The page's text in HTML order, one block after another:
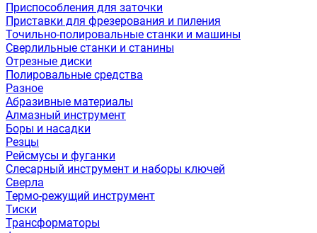
Приспособления для заточки
Приставки для фрезерования и пиления
Точильно-полировальные станки и машины
Сверлильные станки и станины
Отрезные диски
Полировальные средства
Разное
Абразивные материалы
Алмазный инструмент
Боры и насадки
Резцы
Рейсмусы и фуганки
Слесарный инструмент и наборы ключей
Сверла
Термо-режущий инструмент
Тиски
Трансформаторы